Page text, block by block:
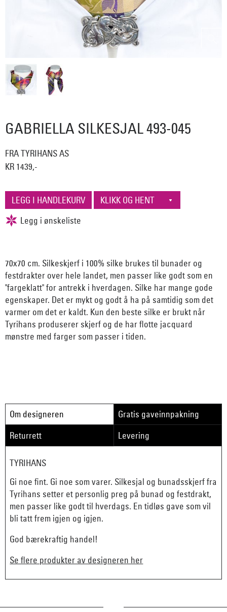
GABRIELLA SILKESJAL 493-045
FRA TYRIHANS AS
KR 1439,-
70x70 cm. Silkeskjerf i 100% silke brukes til bunader og
festdrakter over hele landet, men passer like godt som en
"fargeklatt" for antrekk i hverdagen. Silke har mange gode
egenskaper. Det er mykt og godt å ha på samtidig som det
varmer om det er kaldt. Kun den beste silke er brukt når
Tyrihans produserer skjerf og de har flotte jacquard
mønstre med farger som passer i tiden.
Om designeren
Gratis gaveinnpakning
Returrett
Levering
TYRIHANS
Gi noe fint. Gi noe som varer. Silkesjal og bunadsskjerf fra
Tyrihans setter et personlig preg på bunad og festdrakt,
men passer like godt til hverdags. En tidløs gave som vil
bli tatt frem igjen og igjen.
God bærekraftig handel!
Se flere produkter av designeren her